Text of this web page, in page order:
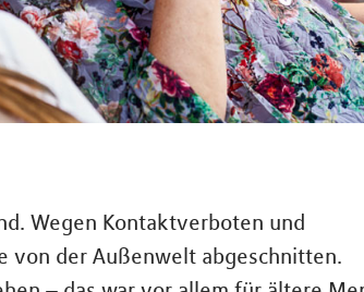
Wegen Kontaktverboten und
von der Außenwelt abgeschnitten.